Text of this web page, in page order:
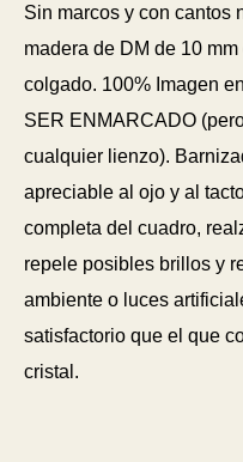
Sin marcos y con cantos
madera de DM de 10
colgado. 100% Imagen
SER ENMARCADO
cualquier lienzo).
apreciable al ojo y al
completa del cuadro,
repele posibles brillos y
ambiente o luces
satisfactorio que el que
cristal.